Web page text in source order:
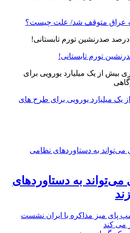
عراق متوقف شد/ علت چیست؟
یک میلیارد یورویی برای طرح های
به دستاوردهای